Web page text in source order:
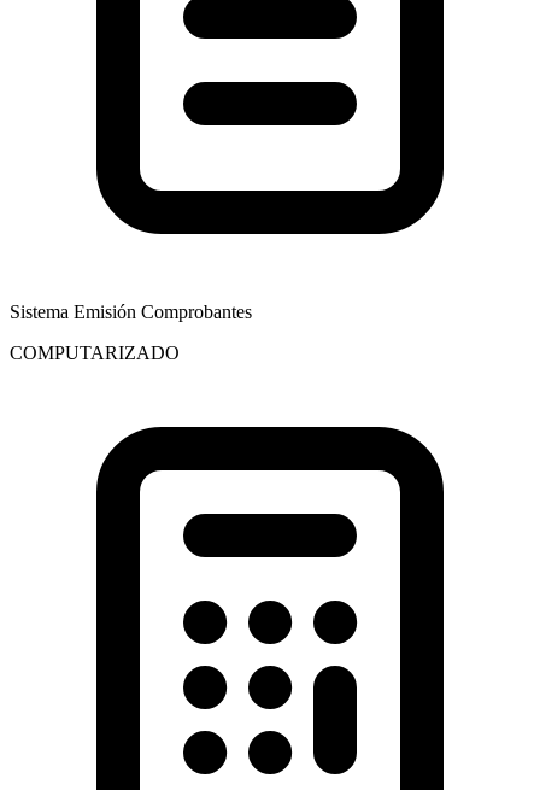
Sistema Emisión Comprobantes
COMPUTARIZADO